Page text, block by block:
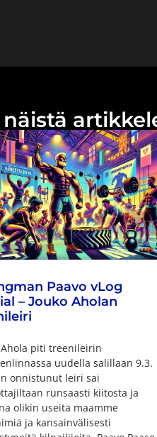
Paavo vLog
– Jouko Aholan
Ahola piti treenileirin
uudella salillaan 9.3.
onnistunut leiri sai
runsaasti kiitosta ja
olikin useita maamme
ja kansainvälisesti